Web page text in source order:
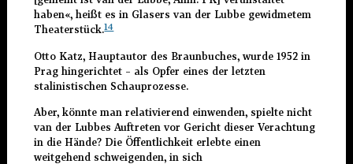
haben«, heißt es in Glasers van der Lubbe gewidmetem
Theaterstück.14
Otto Katz, Hauptautor des Braunbuches, wurde 1952 in
Prag hingerichtet – als Opfer eines der letzten
stalinistischen Schauprozesse.
Aber, könnte man relativierend einwenden, spielte nicht
van der Lubbes Auftreten vor Gericht dieser Verachtung
in die Hände? Die Öffentlichkeit erlebte einen
weitgehend schweigenden, in sich